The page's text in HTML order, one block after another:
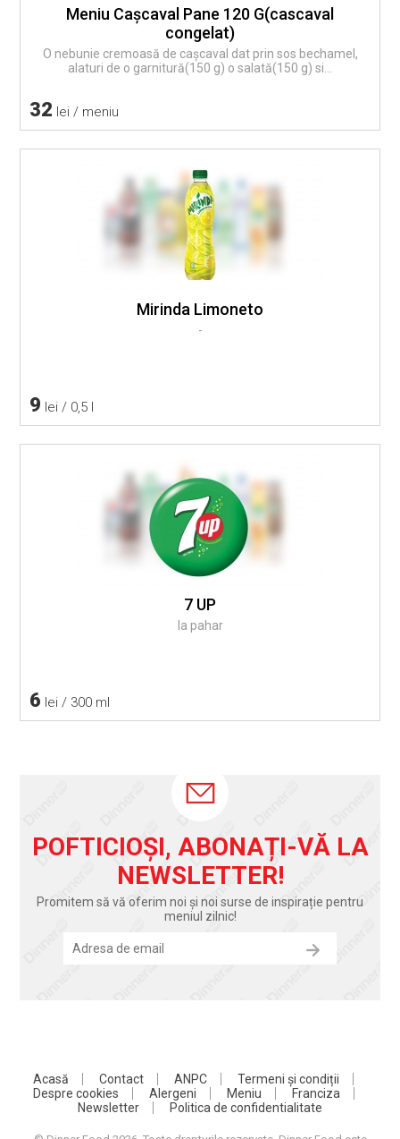
Meniu Caşcaval Pane 120 G(cascaval
congelat)
O nebunie cremoasă de cașcaval dat prin sos bechamel,
alaturi de o garnitură(150 g) o salată(150 g) si...
32 lei / meniu
Mirinda Limoneto
-
9 lei / 0,5 l
7 UP
la pahar
6 lei / 300 ml
POFTICIOȘI, ABONAȚI-VĂ LA
NEWSLETTER!
Promitem să vă oferim noi și noi surse de inspirație pentru
meniul zilnic!
Acasă Contact ANPC
Termeni și condiții
Despre cookies
Alergeni Meniu
Franciza
Newsletter
Politica de confidentialitate